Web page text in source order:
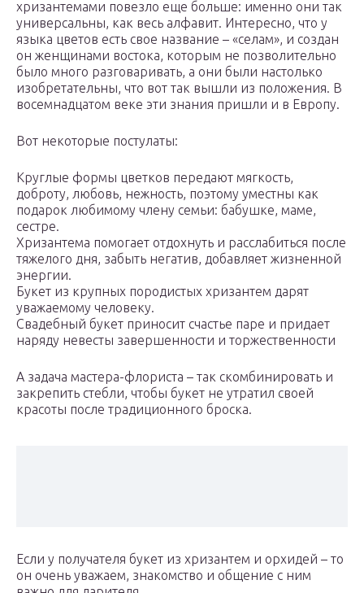
хризантемами повезло еще больше: именно они так
универсальны, как весь алфавит. Интересно, что у
языка цветов есть свое название – «селам», и создан
он женщинами востока, которым не позволительно
было много разговаривать, а они были настолько
изобретательны, что вот так вышли из положения. В
восемнадцатом веке эти знания пришли и в Европу.
Вот некоторые постулаты:
Круглые формы цветков передают мягкость,
доброту, любовь, нежность, поэтому уместны как
подарок любимому члену семьи: бабушке, маме,
сестре.
Хризантема помогает отдохнуть и расслабиться после
тяжелого дня, забыть негатив, добавляет жизненной
энергии.
Букет из крупных породистых хризантем дарят
уважаемому человеку.
Свадебный букет приносит счастье паре и придает
наряду невесты завершенности и торжественности
А задача мастера-флориста – так скомбинировать и
закрепить стебли, чтобы букет не утратил своей
красоты после традиционного броска.
Если у получателя букет из хризантем и орхидей – то
он очень уважаем, знакомство и общение с ним